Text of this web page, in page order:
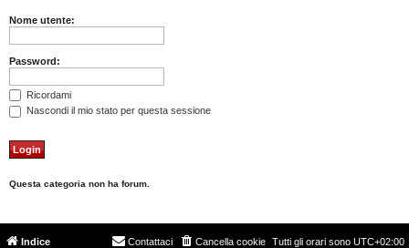
Nome utente:
Password:
Ricordami
Nascondi il mio stato per questa sessione
Questa categoria non ha forum.
Indice Tutti gli orari sono UTC+02:00
Cancella cookie
Contattaci